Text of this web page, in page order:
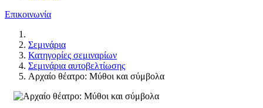
Επικοινωνία
Σεμινάρια
Κατηγορίες σεμιναρίων
Σεμινάρια αυτοβελτίωσης
Αρχαίο θέατρο: Μύθοι και σύμβολα